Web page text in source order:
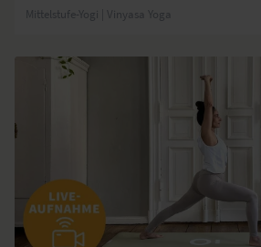
Mittelstufe-Yogi | Vinyasa Yoga